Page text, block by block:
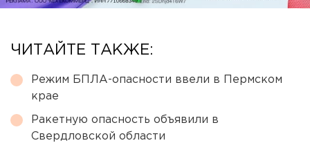
ЧИТАЙТЕ ТАКЖЕ:
Режим БПЛА-опасности ввели в Пермском
крае
Ракетную опасность объявили в
Свердловской области